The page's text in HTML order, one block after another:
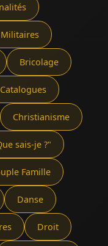
Bricolage
Catalogues
Christianisme
sais-je ?"
Famille
Danse
Droit